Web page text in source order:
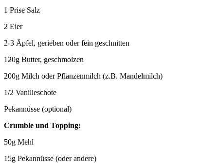
1 Prise Salz
2 Eier
2-3 Äpfel, gerieben oder fein geschnitten
120g Butter, geschmolzen
200g Milch oder Pflanzenmilch (z.B. Mandelmilch)
1/2 Vanilleschote
Pekannüsse (optional)
Crumble und Topping:
50g Mehl
15g Pekannüsse (oder andere)